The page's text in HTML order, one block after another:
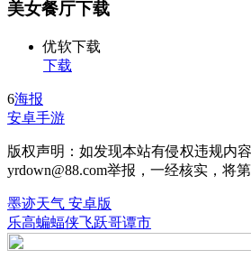
美女餐厅下载
优软下载
下载
6海报
安卓手游
版权声明：如发现本站有侵权违规内
yrdown@88.com举报，一经核实，将
墨迹天气 安卓版
乐高蝙蝠侠飞跃哥谭市